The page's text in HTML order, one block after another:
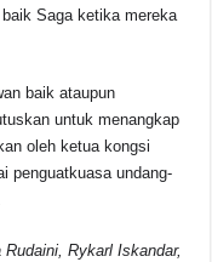
Saga ketika mereka
baik ataupun
untuk menangkap
oleh ketua kongsi
penguatkuasa undang-
Rykarl Iskandar,